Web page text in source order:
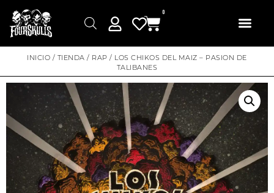
0
INICIO / TIENDA / RAP / LOS CHIKOS DEL MAIZ – PASION DE
TALIBANES